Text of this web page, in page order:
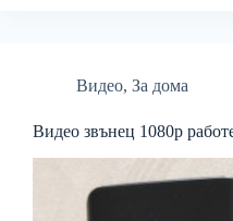
Видео, За дома
Видео звънец 1080p